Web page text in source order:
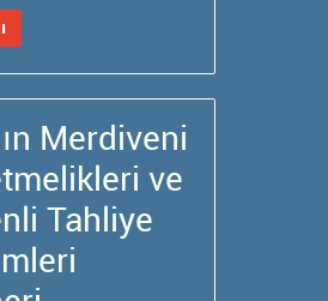
Merdiveni
ve
Tahliye